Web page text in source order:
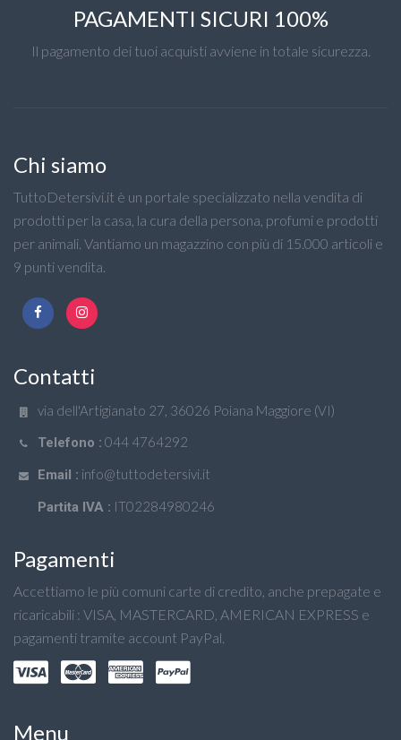
PAGAMENTI SICURI 100%
Il pagamento dei tuoi acquisti avviene in totale sicurezza.
Chi siamo
TuttoDetersivi.it è un portale specializzato nella vendita di
prodotti per la casa, la cura della persona, profumi e prodotti
per animali. Vantiamo un magazzino con più di 15.000 articoli e
9 punti vendita.
Contatti
via dell'Artigianato 27, 36026 Poiana Maggiore (VI)
Telefono : 044 4764292
Email : info@tuttodetersivi.it
Partita IVA : IT02284980246
Pagamenti
Accettiamo le più comuni carte di credito, anche prepagate e
ricaricabili : VISA, MASTERCARD, AMERICAN EXPRESS e
pagamenti tramite account PayPal.
Menu